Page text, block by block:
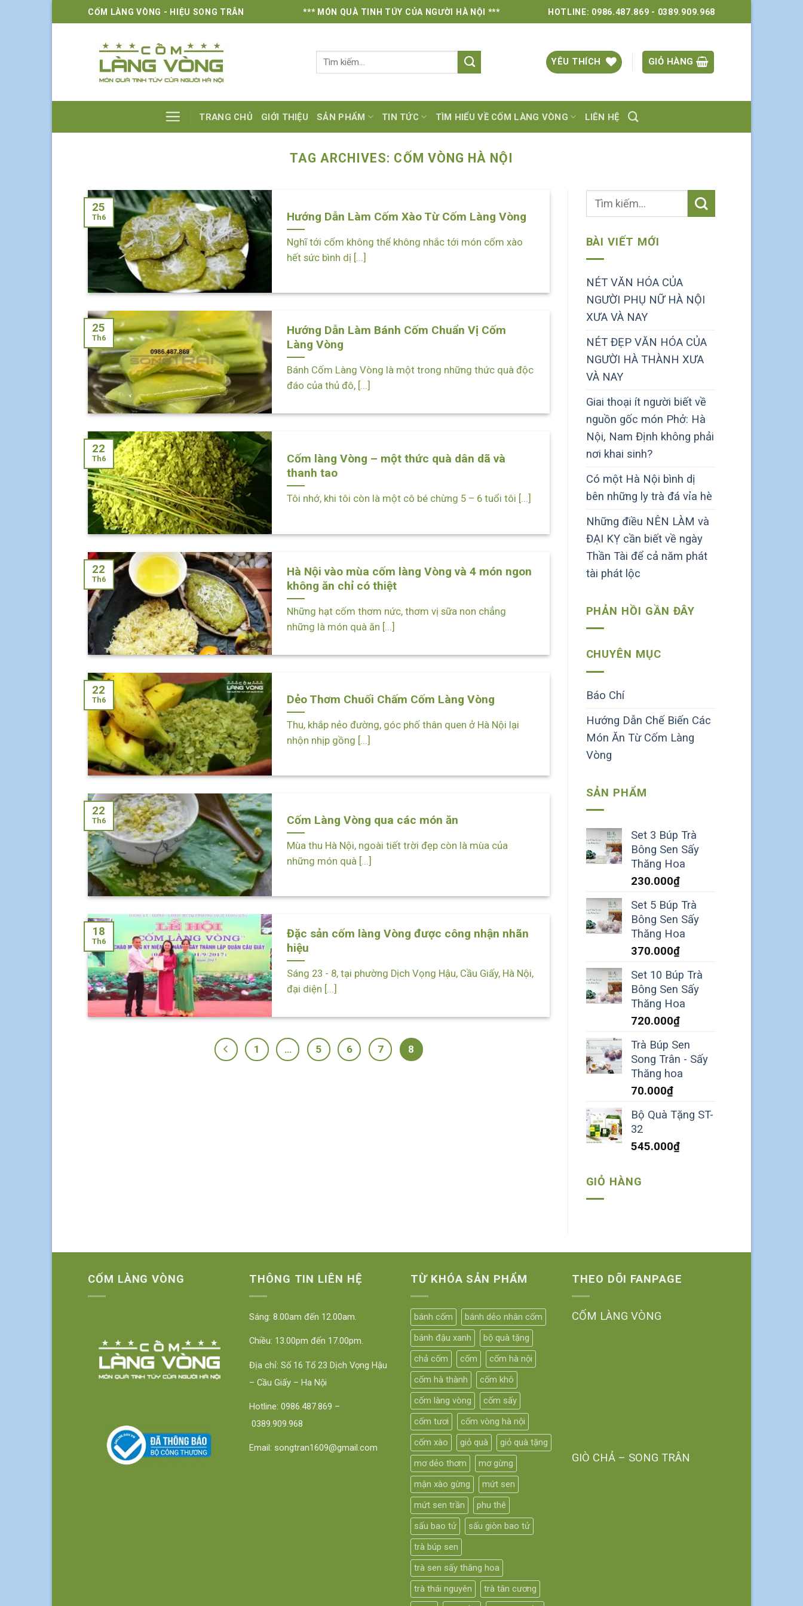
to
CỐM LÀNG VÒNG - HIỆU SONG TRÂN *** MÓN QUÀ TINH TÚY CỦA NGƯỜI HÀ NỘI *** HOTLINE: 0986.487.869 - 0389.909.968
Tìm
YÊU THÍCH GIỎ HÀNG
TRANG CHỦ GIỚI THIỆU SẢN PHẨM TIN TỨC TÌM HIỂU VỀ CỐM LÀNG VÒNG LIÊN HỆ
TAG ARCHIVES: CỐM VÒNG HÀ NỘI
Hướng Dẫn Làm Cốm Xào Từ Cốm Làng Vòng
Nghĩ tới cốm không thể không nhắc tới món cốm xào
hết sức bình dị [...]
25
Th6
Hướng Dẫn Làm Bánh Cốm Chuẩn Vị Cốm
Làng Vòng
Bánh Cốm Làng Vòng là một trong những thức quà độc
đáo của thủ đô, [...]
25
Th6
Cốm làng Vòng – một thức quà dân dã và
thanh tao
Tôi nhớ, khi tôi còn là một cô bé chừng 5 – 6 tuổi tôi [...]
22
Th6
Hà Nội vào mùa cốm làng Vòng và 4 món ngon
không ăn chỉ có thiệt
Những hạt cốm thơm nức, thơm vị sữa non chẳng
những là món quà ăn [...]
22
Th6
Dẻo Thơm Chuối Chấm Cốm Làng Vòng
Thu, khắp nẻo đường, góc phố thân quen ở Hà Nội lại
nhộn nhịp gồng [...]
22
Th6
Cốm Làng Vòng qua các món ăn
Mùa thu Hà Nội, ngoài tiết trời đẹp còn là mùa của
những món quà [...]
22
Th6
Đặc sản cốm làng Vòng được công nhận nhãn
hiệu
Sáng 23 - 8, tại phường Dịch Vọng Hậu, Cầu Giấy, Hà Nội,
đại diện [...]
18
Th6
1 … 5 6 7 8
BÀI VIẾT MỚI
NÉT VĂN HÓA CỦA
NGƯỜI PHỤ NỮ HÀ NỘI
XƯA VÀ NAY
NÉT ĐẸP VĂN HÓA CỦA
NGƯỜI HÀ THÀNH XƯA
VÀ NAY
Giai thoại ít người biết về
nguồn gốc món Phở: Hà
Nội, Nam Định không phải
nơi khai sinh?
Có một Hà Nội bình dị
bên những ly trà đá vỉa hè
Những điều NÊN LÀM và
ĐẠI KỴ cần biết về ngày
Thần Tài để cả năm phát
tài phát lộc
PHẢN HỒI GẦN ĐÂY
CHUYÊN MỤC
Báo Chí
Hướng Dẫn Chế Biến Các
Món Ăn Từ Cốm Làng
Vòng
SẢN PHẨM
Set 3 Búp Trà
Bông Sen Sấy
Thăng Hoa
230.000₫
Set 5 Búp Trà
Bông Sen Sấy
Thăng Hoa
370.000₫
Set 10 Búp Trà
Bông Sen Sấy
Thăng Hoa
720.000₫
Trà Búp Sen
Song Trân - Sấy
Thăng hoa
70.000₫
Bộ Quà Tặng ST-
32
545.000₫
GIỎ HÀNG
CỐM LÀNG VÒNG THÔNG TIN LIÊN HỆ
Sáng: 8.00am đến 12.00am.
Chiều: 13.00pm đến 17.00pm.
Địa chỉ: Số 16 Tổ 23 Dịch Vọng Hậu
– Cầu Giấy – Ha Nội
Hotline: 0986.487.869 –
0389.909.968
Email: songtran1609@gmail.com
TỪ KHÓA SẢN PHẨM
bánh cốm
bánh dẻo nhân cốm
bánh đậu xanh
bộ quà tặng
chả cốm
cốm
cốm hà nội
cốm hà thành
cốm khô
cốm làng vòng
cốm sấy
cốm tươi
cốm vòng hà nội
cốm xào
giỏ quà
giỏ quà tặng
mơ dẻo thơm
mơ gừng
mận xào gừng
mứt sen
mứt sen trần
phu thê
sấu bao tử
sấu giòn bao tử
trà búp sen
trà sen sấy thăng hoa
trà thái nguyên
trà tân cương
THEO DÕI FANPAGE
CỐM LÀNG VÒNG
GIÒ CHẢ – SONG TRÂN